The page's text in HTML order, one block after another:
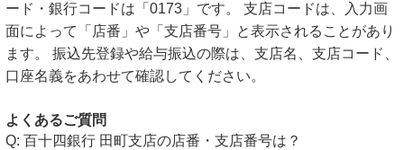
ード・銀行コードは「0173」です。 支店コードは、入力画
面によって「店番」や「支店番号」と表示されることがあり
ます。 振込先登録や給与振込の際は、支店名、支店コード、
口座名義をあわせて確認してください。
よくあるご質問
百十四銀行 田町支店の店番・支店番号は？